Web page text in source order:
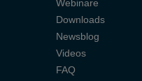
Webinare
Downloads
Newsblog
Videos
FAQ